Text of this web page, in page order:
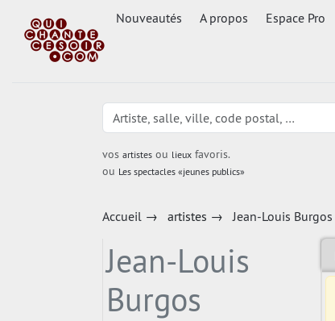
Nouveautés A propos Espace Pro
vos artistesou lieuxfavoris.
ou Les spectacles «jeunes publics»
Accueil→ artistes → Jean-Louis Burgos
Jean-Louis
Burgos